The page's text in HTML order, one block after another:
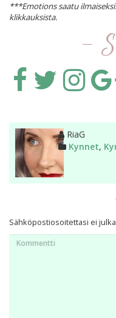
***Emotions saatu
klikkauksista.
-
Kirjoittaja
RiaG
Kategoriat
Kynnet,
Sähköpostiosoitettasi ei
Kommentti